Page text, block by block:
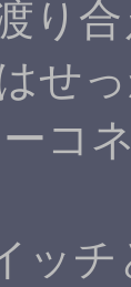
り
せ
コ
ッ